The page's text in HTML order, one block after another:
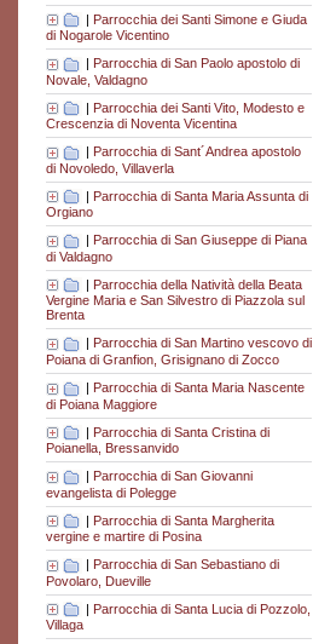
| Parrocchia dei Santi Simone e Giuda
di Nogarole Vicentino
| Parrocchia di San Paolo apostolo di
Novale, Valdagno
| Parrocchia dei Santi Vito, Modesto e
Crescenzia di Noventa Vicentina
Parrocchia di Sant´Andrea apostolo
di Novoledo, Villaverla
| Parrocchia di Santa Maria Assunta di
Orgiano
Parrocchia di San Giuseppe di Piana
di Valdagno
| Parrocchia della Natività della Beata
Vergine Maria e San Silvestro di Piazzola sul
Brenta
Parrocchia di San Martino vescovo di
Poiana di Granfion, Grisignano di Zocco
| Parrocchia di Santa Maria Nascente
di Poiana Maggiore
| Parrocchia di Santa Cristina di
Poianella, Bressanvido
| Parrocchia di San Giovanni
evangelista di Polegge
| Parrocchia di Santa Margherita
vergine e martire di Posina
Parrocchia di San Sebastiano di
Povolaro, Dueville
| Parrocchia di Santa Lucia di Pozzolo,
Villaga